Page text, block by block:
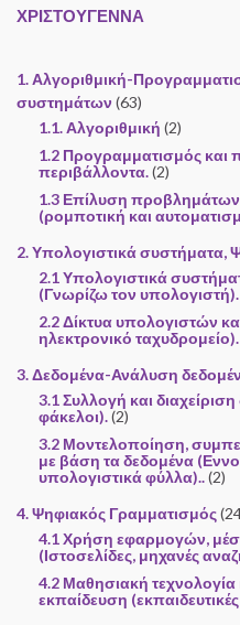
ΧΡΙΣΤΟΥΓΕΝΝΑ
1. Αλγοριθμική-
συστημάτων(63)
1.1. Αλγοριθμική (2)
1.2 Προγραμματισμός και
περιβάλλοντα.(2)
1.3 Επίλυση προβλημάτων
(ρομποτική και
2. Υπολογιστικά συστήματα,
2.1 Υπολογιστικά
(Γνωρίζω τον υπολογιστή).
2.2 Δίκτυα υπολογιστών
ηλεκτρονικό ταχυδρομείο).
3. Δεδομένα-Ανάλυση
3.1 Συλλογή και
φάκελοι).(2)
3.2 Μοντελοποίηση,
με βάση τα δεδομένα
υπολογιστικά φύλλα)..(2)
4. Ψηφιακός Γραμματισμός
4.1 Χρήση εφαρμογών,
(Ιστοσελίδες, μηχανές
4.2 Μαθησιακή τεχνολογία
εκπαίδευση